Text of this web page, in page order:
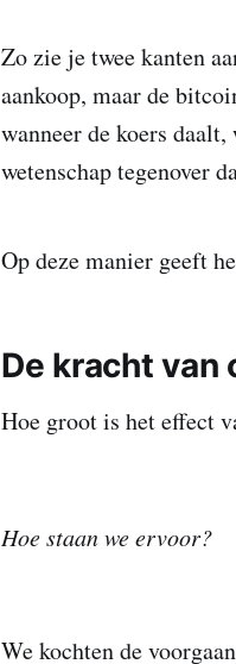
Zo zie je twee kanten
aankoop, maar de
wanneer de koers
wetenschap tegenover
Op deze manier geeft
De kracht
Hoe groot is het effect
Hoe staan we ervoor?
We kochten de